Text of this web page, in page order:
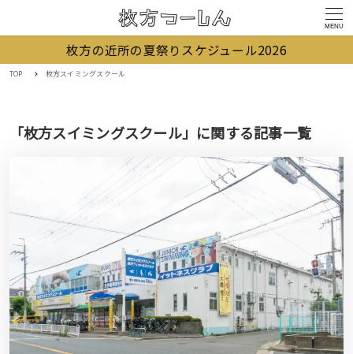
MENU
枚方の近所の夏祭りスケジュール2026
TOP 枚方スイミングスクール
「枚方スイミングスクール」に関する記事一覧